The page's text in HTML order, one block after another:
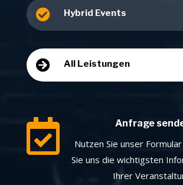
 Hybrid Events
 All Leistungen
 Anfrage
Nutzen Sie unser
Sie uns die wichtigsten
Ihrer